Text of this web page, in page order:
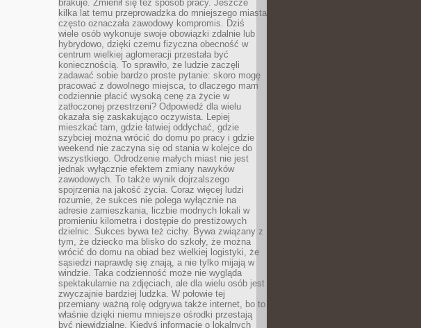
brakuje. Zmienił się też sposób pracy. Jeszcze
kilka lat temu przeprowadzka do mniejszego miasta
często oznaczała zawodowy kompromis. Dziś
wiele osób wykonuje swoje obowiązki zdalnie lub
hybrydowo, dzięki czemu fizyczna obecność w
centrum wielkiej aglomeracji przestała być
koniecznością. To sprawiło, że ludzie zaczęli
zadawać sobie bardzo proste pytanie: skoro mogę
pracować z dowolnego miejsca, to dlaczego mam
codziennie płacić wysoką cenę za życie w
zatłoczonej przestrzeni? Odpowiedź dla wielu
okazała się zaskakująco oczywista. Lepiej
mieszkać tam, gdzie łatwiej oddychać, gdzie
szybciej można wrócić do domu po pracy i gdzie
weekend nie zaczyna się od stania w kolejce do
wszystkiego. Odrodzenie małych miast nie jest
jednak wyłącznie efektem zmiany nawyków
zawodowych. To także wynik dojrzalszego
spojrzenia na jakość życia. Coraz więcej ludzi
rozumie, że sukces nie polega wyłącznie na
adresie zamieszkania, liczbie modnych lokali w
promieniu kilometra i dostępie do prestiżowych
dzielnic. Sukces bywa też cichy. Bywa związany z
tym, że dziecko ma blisko do szkoły, że można
wrócić do domu na obiad bez wielkiej logistyki, że
sąsiedzi naprawdę się znają, a nie tylko mijają w
windzie. Taka codzienność może nie wygląda
spektakularnie na zdjęciach, ale dla wielu osób jest
zwyczajnie bardziej ludzka. W połowie tej
przemiany ważną rolę odgrywa także internet, bo to
właśnie dzięki niemu mniejsze ośrodki przestają
być niewidzialne. Kiedyś informacje o lokalnych